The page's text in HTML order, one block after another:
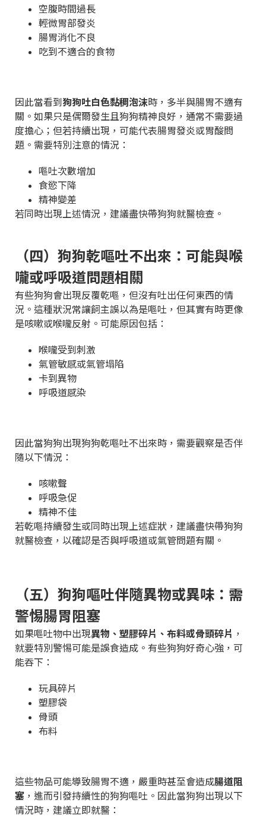
空腹時間過長
輕微胃部發炎
腸胃消化不良
吃到不適合的食物
因此當看到狗狗吐白色黏稠泡沫時，多半與腸胃不適有
關。如果只是偶爾發生且狗狗精神良好，通常不需要過
度擔心；但若持續出現，可能代表腸胃發炎或胃酸問
題。需要特別注意的情況：
嘔吐次數增加
食慾下降
精神變差
若同時出現上述情況，建議盡快帶狗狗就醫檢查。
（四）狗狗乾嘔吐不出來：可能與喉
嚨或呼吸道問題相關
有些狗狗會出現反覆乾嘔，但沒有吐出任何東西的情
況。這種狀況常讓飼主誤以為是嘔吐，但其實有時更像
是咳嗽或喉嚨反射。可能原因包括：
喉嚨受到刺激
氣管敏感或氣管塌陷
卡到異物
呼吸道感染
因此當狗狗出現狗狗乾嘔吐不出來時，需要觀察是否伴
隨以下情況：
咳嗽聲
呼吸急促
精神不佳
若乾嘔持續發生或同時出現上述症狀，建議盡快帶狗狗
就醫檢查，以確認是否與呼吸道或氣管問題有關。
（五）狗狗嘔吐伴隨異物或異味：需
警惕腸胃阻塞
如果嘔吐物中出現異物、塑膠碎片、布料或骨頭碎片 ，
就要特別警惕可能是誤食造成。有些狗狗好奇心強，可
能吞下：
玩具碎片
塑膠袋
骨頭
布料
這些物品可能導致腸胃不適，嚴重時甚至會造成腸道阻
塞 ，進而引發持續性的狗狗嘔吐。因此當狗狗出現以下
情況時，建議立即就醫：